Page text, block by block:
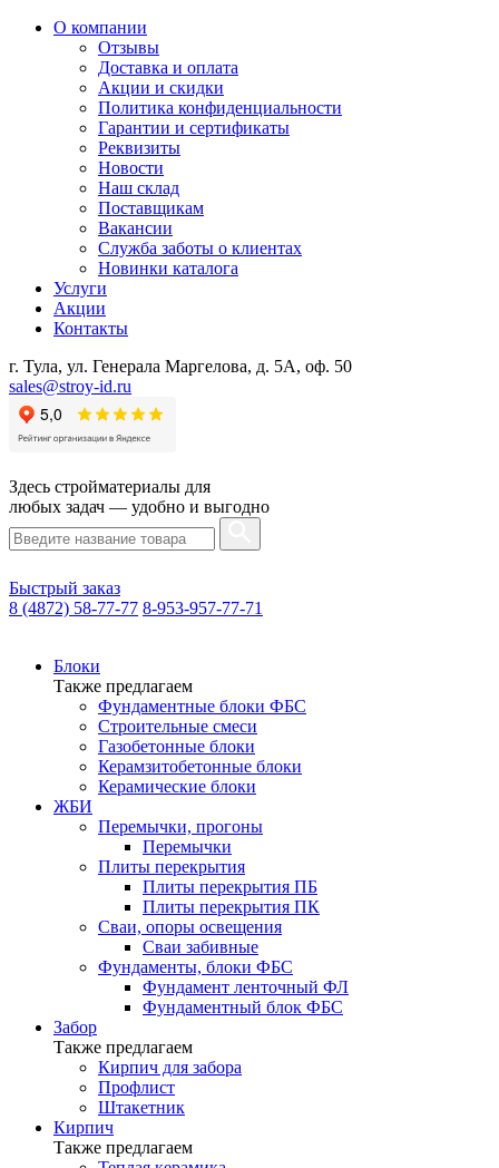
О компании
Отзывы
Доставка и оплата
Акции и скидки
Политика конфиденциальности
Гарантии и сертификаты
Реквизиты
Новости
Наш склад
Поставщикам
Вакансии
Служба заботы о клиентах
Новинки каталога
Услуги
Акции
Контакты
г. Тула, ул. Генерала Маргелова, д. 5А, оф. 50
sales@stroy-id.ru
Здесь стройматериалы для
любых задач — удобно и выгодно
Быстрый заказ
8 (4872) 58-77-77 8-953-957-77-71
Блоки
Также предлагаем
Фундаментные блоки ФБС
Строительные смеси
Газобетонные блоки
Керамзитобетонные блоки
Керамические блоки
ЖБИ
Перемычки, прогоны
Перемычки
Плиты перекрытия
Плиты перекрытия ПБ
Плиты перекрытия ПК
Сваи, опоры освещения
Сваи забивные
Фундаменты, блоки ФБС
Фундамент ленточный ФЛ
Фундаментный блок ФБС
Забор
Также предлагаем
Кирпич для забора
Профлист
Штакетник
Кирпич
Также предлагаем